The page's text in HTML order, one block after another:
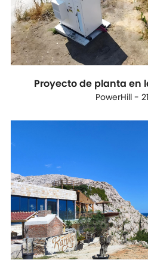
Proyecto de planta en
PowerHill -